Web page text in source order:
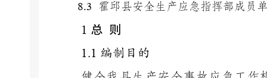
8.3 霍邱县安全生产应急指挥部成员
1 总 则
1.1 编制目的